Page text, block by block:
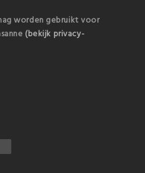
worden gebruikt voor
(bekijk privacy-